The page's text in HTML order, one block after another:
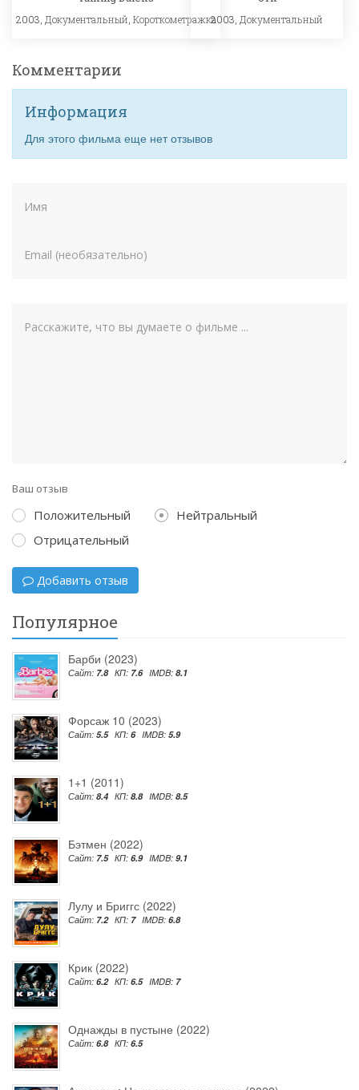
2003, Документальный Короткометражка2003, Документальный
Комментарии
Информация
Для этого фильма еще нет отзывов
Ваш отзыв
Положительный
Нейтральный
Отрицательный
Добавить отзыв
Популярное
Барби (2023)
Сайт: 7.8 КП: 7.6 IMDB: 8.1
Форсаж 10 (2023)
Сайт: 5.5 КП: 6 IMDB: 5.9
1+1 (2011)
Сайт: 8.4 КП: 8.8 IMDB: 8.5
Бэтмен (2022)
Сайт: 7.5 КП: 6.9 IMDB: 9.1
Лулу и Бриггс (2022)
Сайт: 7.2 КП: 7 IMDB: 6.8
Крик (2022)
Сайт: 6.2 КП: 6.5 IMDB: 7
Однажды в пустыне (2022)
Сайт: 6.8 КП: 6.5